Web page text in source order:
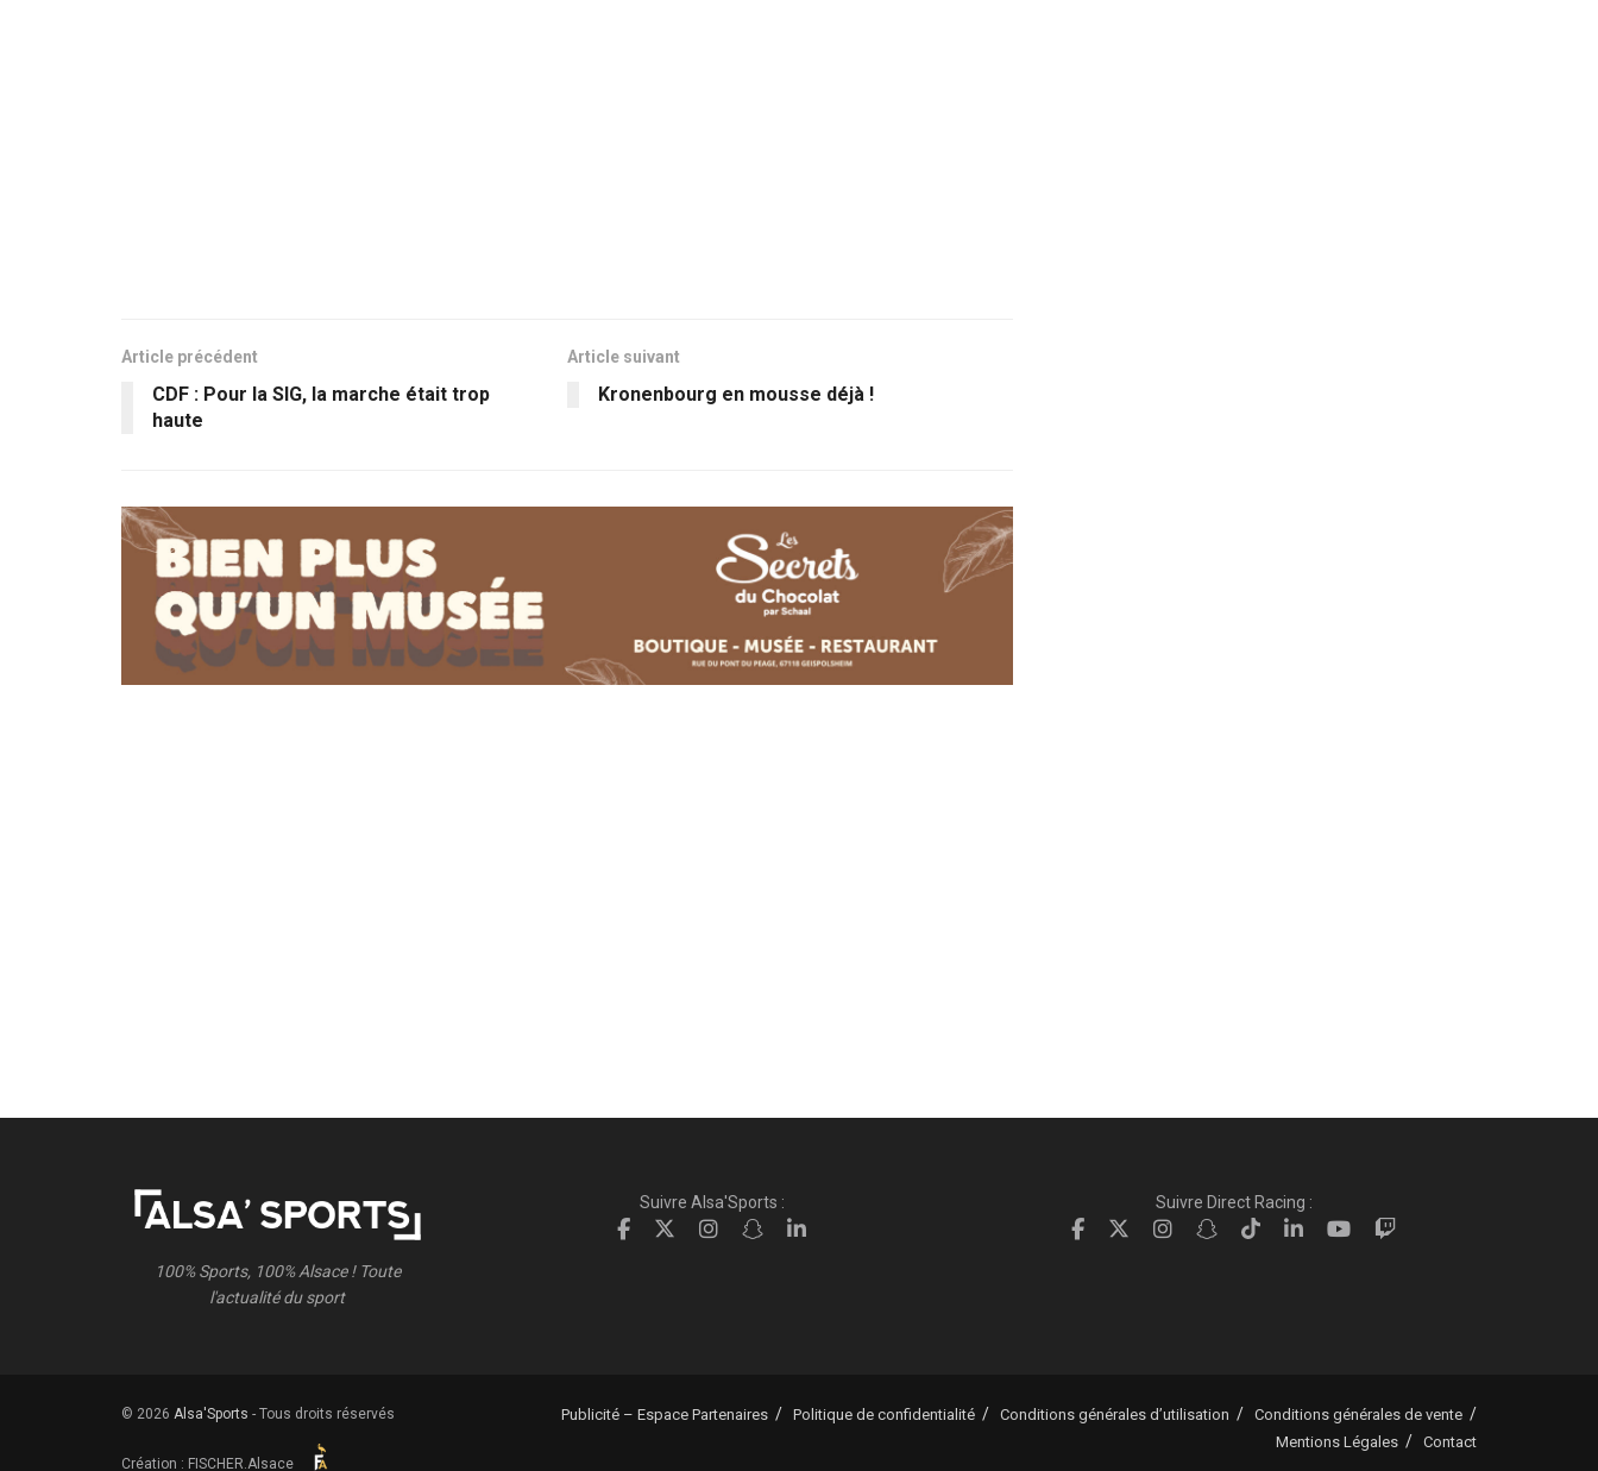
Article précédent
CDF : Pour la SIG, la marche était trop
haute
Article suivant
Kronenbourg en mousse déjà !
100% Sports, 100% Alsace ! Toute
l'actualité du sport
Suivre Alsa'Sports : Suivre Direct Racing :
© 2026 Alsa'Sports - Tous droits réservés
Création : FISCHER.Alsace
Publicité – Espace Partenaires Politique de confidentialité Conditions générales d’utilisation
Conditions générales de vente
Mentions Légales
Contact